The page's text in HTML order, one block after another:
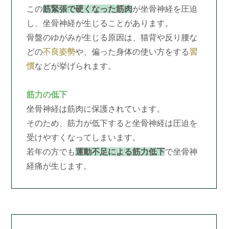
この筋緊張で硬くなった筋肉が坐骨神経を圧迫
し、坐骨神経が生じることがあります。
骨盤のゆがみが生じる原因は、猫背や反り腰な
どの不良姿勢や、偏った身体の使い方をする習
慣などが挙げられます。
筋力の低下
坐骨神経は筋肉に保護されています。
そのため、筋力が低下すると坐骨神経は圧迫を
受けやすくなってしまいます。
若年の方でも運動不足による筋力低下で坐骨神
経痛が生じます。